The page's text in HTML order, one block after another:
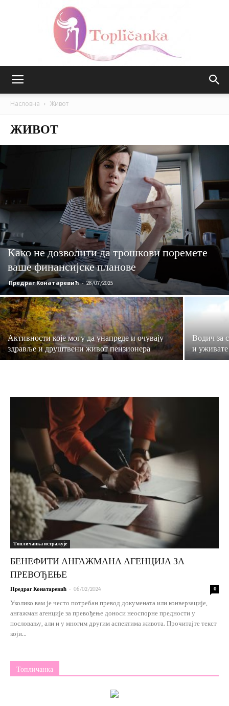
Насловна Живот
ЖИВОТ
Како не дозволити да трошкови поремете
ваше финансијске планове
Предраг Конатаревић - 28/07/2025
Активности које могу да унапреде и очувају
здравље и друштвени живот пензионера
Водич за
и
Топличанка истражује
БЕНЕФИТИ АНГАЖМАНА АГЕНЦИЈА ЗА
ПРЕВОЂЕЊЕ
Предраг Конатаревић - 06/02/2024 0
Уколико вам је често потребан превод докумената или конверзације,
ангажман агенције за превођење доноси неоспорне предности у
пословању, али и у многим другим аспектима живота. Прочитајте текст
који...
Топличанка